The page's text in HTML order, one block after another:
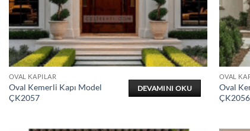
OVAL KAPILAR
Oval Kemerli Kapı Model
ÇK2057
DEVAMINI OKU
OVAL
Oval
ÇK2056